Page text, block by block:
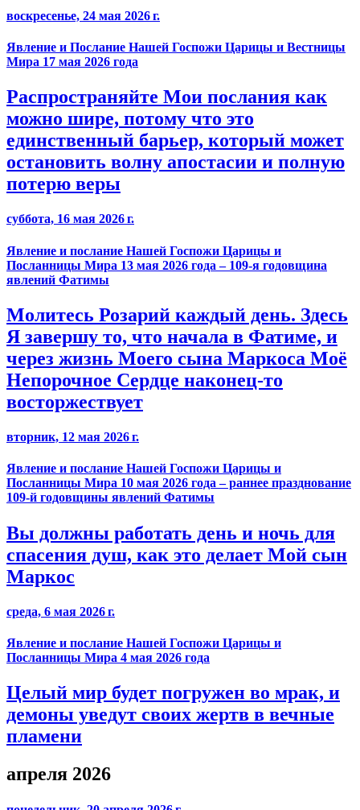
воскресенье, 24 мая 2026 г.
Явление и Послание Нашей Госпожи Царицы и Вестницы
Мира 17 мая 2026 года
Распространяйте Мои послания как
можно шире, потому что это
единственный барьер, который может
остановить волну апостасии и полную
потерю веры
суббота, 16 мая 2026 г.
Явление и послание Нашей Госпожи Царицы и
Посланницы Мира 13 мая 2026 года – 109-я годовщина
явлений Фатимы
Молитесь Розарий каждый день. Здесь
Я завершу то, что начала в Фатиме, и
через жизнь Моего сына Маркоса Моё
Непорочное Сердце наконец-то
восторжествует
вторник, 12 мая 2026 г.
Явление и послание Нашей Госпожи Царицы и
Посланницы Мира 10 мая 2026 года – раннее празднование
109-й годовщины явлений Фатимы
Вы должны работать день и ночь для
спасения душ, как это делает Мой сын
Маркос
среда, 6 мая 2026 г.
Явление и послание Нашей Госпожи Царицы и
Посланницы Мира 4 мая 2026 года
Целый мир будет погружен во мрак, и
демоны уведут своих жертв в вечные
пламени
апреля 2026